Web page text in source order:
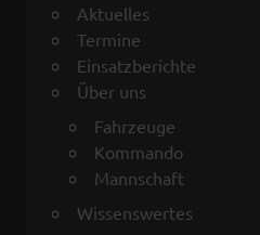
Aktuelles
Termine
Einsatzberichte
Über uns
Fahrzeuge
Kommando
Mannschaft
Wissenswertes